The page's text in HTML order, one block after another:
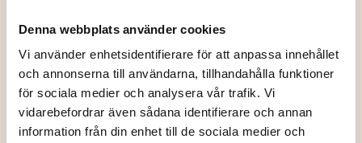
Denna webbplats använder cookies
Vi använder enhetsidentifierare för att anpassa innehållet
och annonserna till användarna, tillhandahålla funktioner
för sociala medier och analysera vår trafik. Vi
vidarebefordrar även sådana identifierare och annan
information från din enhet till de sociala medier och
Hundspann, häst Hundspann, häst